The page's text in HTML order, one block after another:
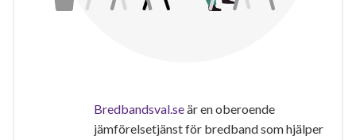
Bredbandsval.seär en oberoende
jämförelsetjänst för bredband som hjälper